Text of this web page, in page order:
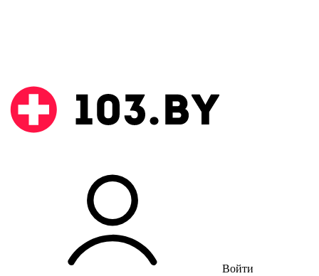
Войти